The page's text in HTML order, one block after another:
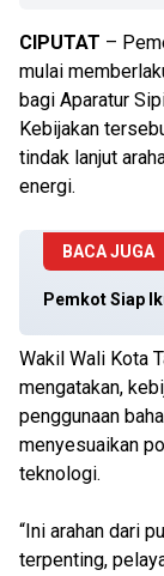
CIPUTAT –
mulai
bagi Aparatur
Kebijakan
tindak lanjut
energi.
BACA JUGA
Pemkot Siap
Wakil Wali Kota
mengatakan,
penggunaan
menyesuaikan
teknologi.
“Ini arahan dari
terpenting,